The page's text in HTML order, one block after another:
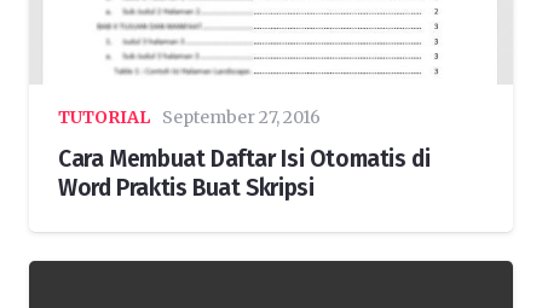
TUTORIAL September 27, 2016
Cara Membuat Daftar Isi Otomatis di
Word Praktis Buat Skripsi